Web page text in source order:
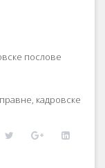
послове
кадровске